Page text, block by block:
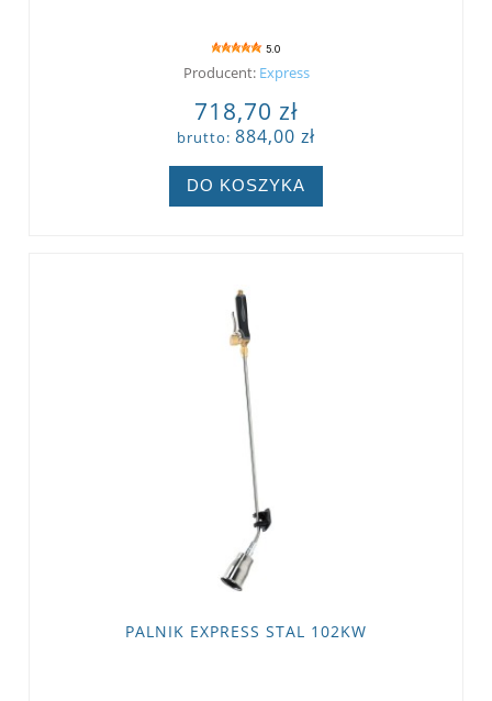
5.0
Producent: Express
718,70 zł
brutto: 884,00 zł
DO KOSZYKA
PALNIK EXPRESS STAL 102KW